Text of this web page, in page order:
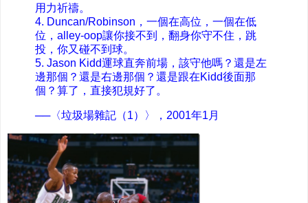
用力祈禱。
4. Duncan/Robinson，一個在高位，一個在低
位，alley-oop讓你接不到，翻身你守不住，跳
投，你又碰不到球。
5. Jason Kidd運球直奔前場，該守他嗎？還是左
邊那個？還是右邊那個？還是跟在Kidd後面那
個？算了，直接犯規好了。
──〈垃圾場雜記（1）〉，2001年1月